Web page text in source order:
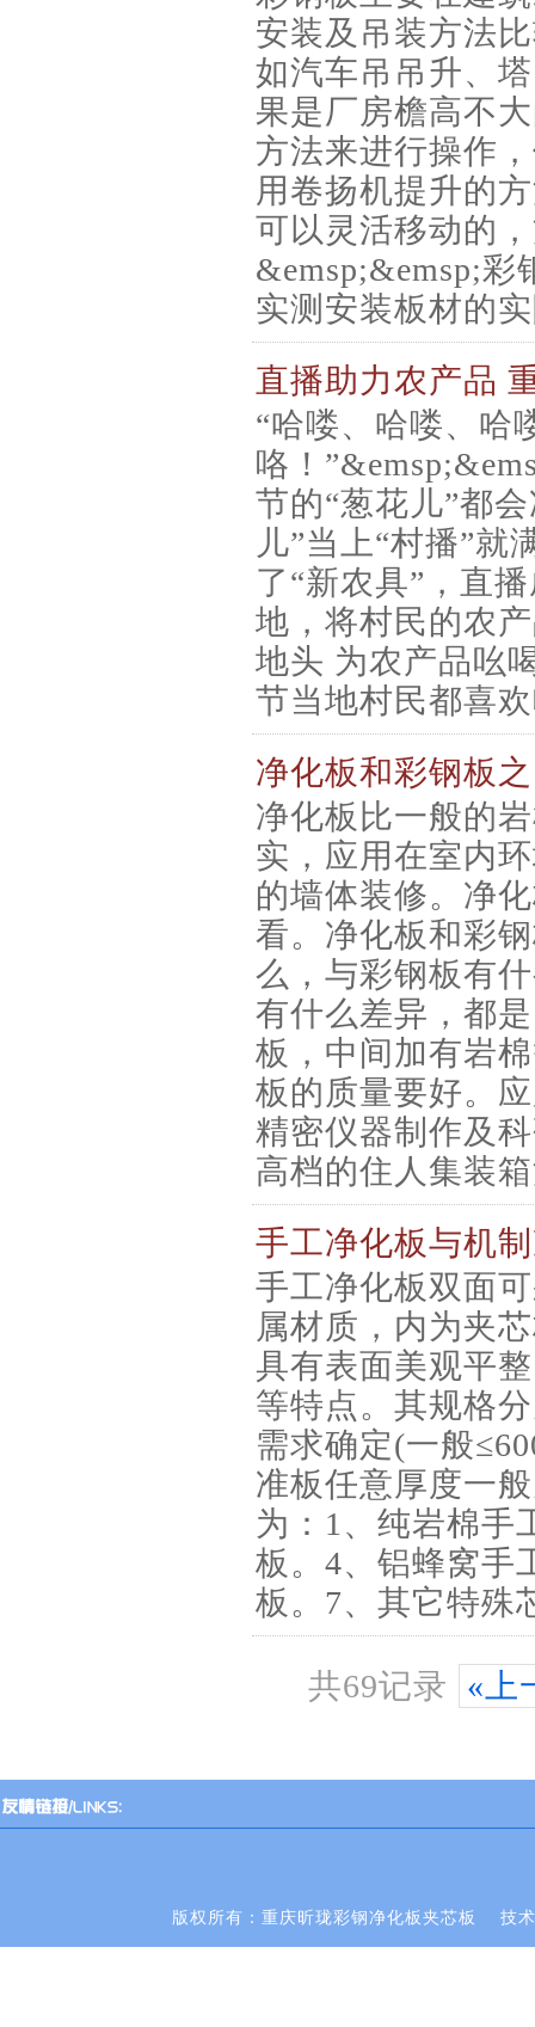
安装及吊装方法
如汽车吊吊升、
果是厂房檐高不
方法来进行操作
用卷扬机提升的
可以灵活移动的
&emsp;&emsp;彩
实测安装板材的
直播助力农产品
“哈喽、哈喽、哈
咯！
节的“葱花儿”都
儿”当上“村播”就
了“新农具”，直
地，将村民的农
地头 为农产品吆
节当地村民都喜
净化板和彩钢板
净化板比一般的
实，应用在室内
的墙体装修。净
看。净化板和彩
么，与彩钢板有
有什么差异，都
板，中间加有岩
板的质量要好。
精密仪器制作及
高档的住人集装
手工净化板与机
手工净化板双面
属材质，内为夹
具有表面美观平
等特点。其规格
需求确定(一般
准板任意厚度一
为：1、纯岩棉手
板。4、铝蜂窝手
板。7、其它特殊
共69记录 «上
版权所有：重庆昕珑彩钢净化板夹芯板技